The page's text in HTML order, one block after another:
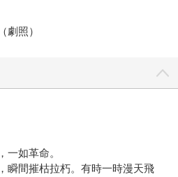
劇照）
一如革命。
瞬間摧枯拉朽。有時一時漫天飛